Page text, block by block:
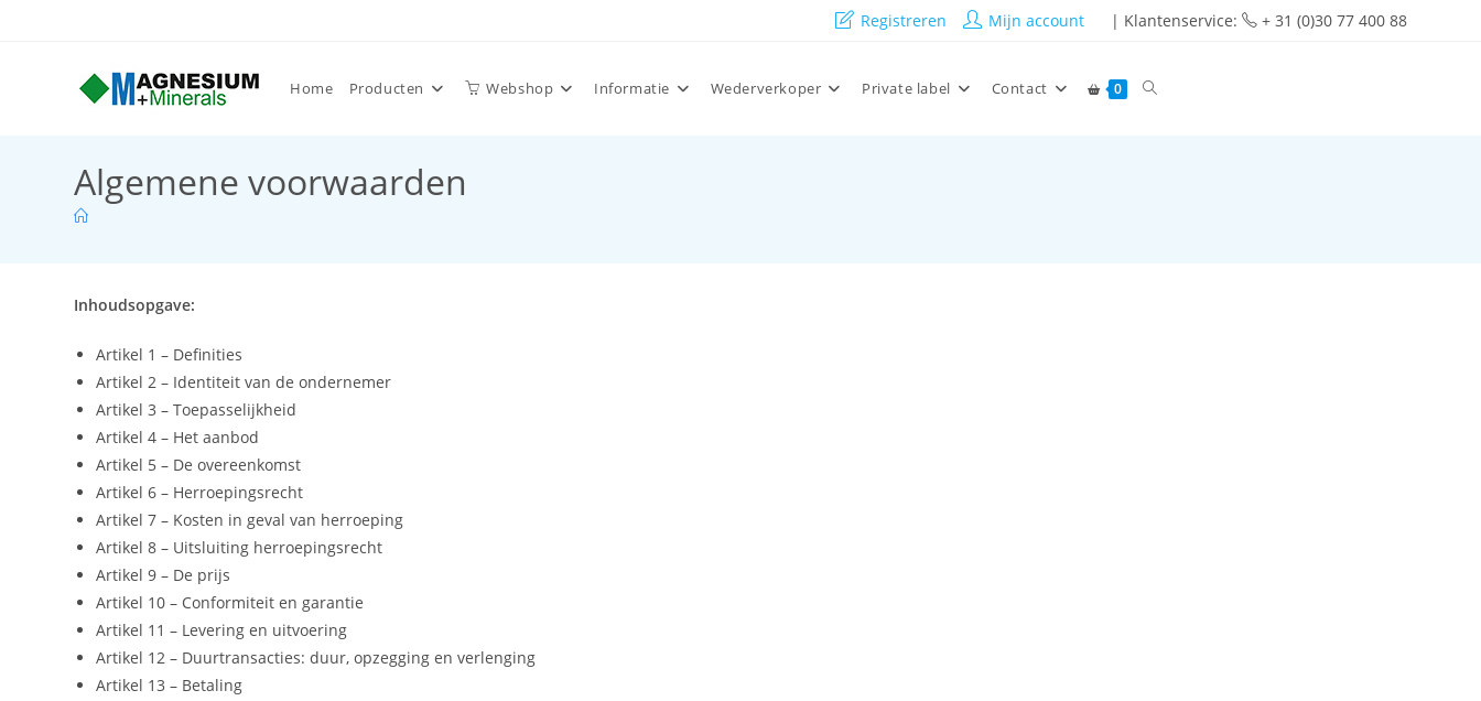
Registreren Mijn account | Klantenservice: + 31 (0)30 77 400 88
Home Producten Webshop Informatie Wederverkoper Private label Contact 0
Algemene voorwaarden
Inhoudsopgave:
Artikel 1 – Definities
Artikel 2 – Identiteit van de ondernemer
Artikel 3 – Toepasselijkheid
Artikel 4 – Het aanbod
Artikel 5 – De overeenkomst
Artikel 6 – Herroepingsrecht
Artikel 7 – Kosten in geval van herroeping
Artikel 8 – Uitsluiting herroepingsrecht
Artikel 9 – De prijs
Artikel 10 – Conformiteit en garantie
Artikel 11 – Levering en uitvoering
Artikel 12 – Duurtransacties: duur, opzegging en verlenging
Artikel 13 – Betaling